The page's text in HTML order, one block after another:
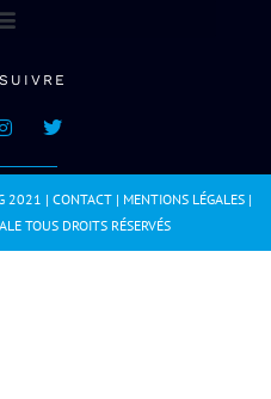
2021 | CONTACT| MENTIONS LÉGALES|
TOUS DROITS RÉSERVÉS